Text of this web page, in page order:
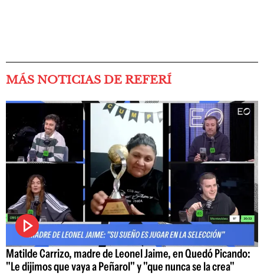
MÁS NOTICIAS DE REFERÍ
Matilde Carrizo, madre de Leonel Jaime, en Quedó Picando:
"Le dijimos que vaya a Peñarol" y "que nunca se la crea"